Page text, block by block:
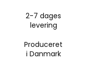
Anyday og ViaBill.
sender dig en returlabel til
står selv for forsendelsen
2-7 dages
levering
Produceret
i Danmark